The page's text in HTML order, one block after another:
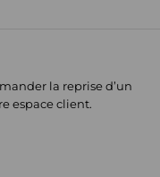
la reprise d’un
espace client.